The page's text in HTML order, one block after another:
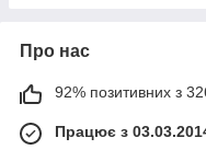
Про нас
92% позитивних з 326
Працює з